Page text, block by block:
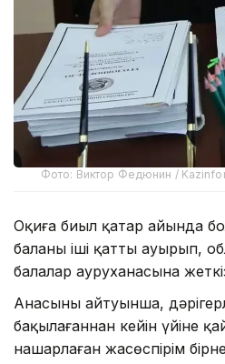
Фото: Виктор Федюнин /
Оқиға биыл қаңтар айында
баланың іші қатты ауырып,
балалар ауруханасына
Анасының айтуынша,
бақылағаннан кейін үйіне
нашарлаған жасөспірім